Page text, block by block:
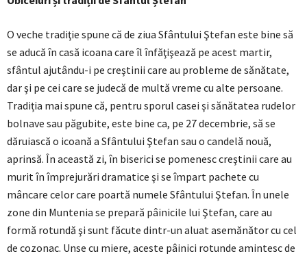
O veche tradiţie spune că de ziua Sfântului Ştefan este bine să
se aducă în casă icoana care îl înfăţişează pe acest martir,
sfântul ajutându-i pe creştinii care au probleme de sănătate,
dar şi pe cei care se judecă de multă vreme cu alte persoane.
Tradiția mai spune că, pentru sporul casei şi sănătatea rudelor
bolnave sau păgubite, este bine ca, pe 27 decembrie, să se
dăruiască o icoană a Sfântului Ştefan sau o candelă nouă,
aprinsă. În această zi, în biserici se pomenesc creştinii care au
murit în împrejurări dramatice şi se împart pachete cu
mâncare celor care poartă numele Sfântului Ştefan. În unele
zone din Muntenia se prepară pâinicile lui Ştefan, care au
formă rotundă şi sunt făcute dintr-un aluat asemănător cu cel
de cozonac. Unse cu miere, aceste pâinici rotunde amintesc de